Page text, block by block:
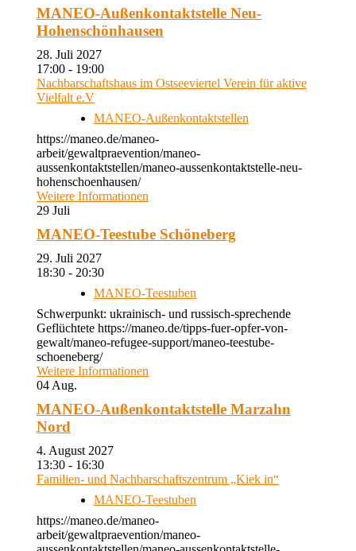
MANEO-Außenkontaktstelle Neu-
Hohenschönhausen
28. Juli 2027
17:00 - 19:00
Nachbarschaftshaus im Ostseeviertel Verein für aktive
Vielfalt e.V
MANEO-Außenkontaktstellen
https://maneo.de/maneo-
arbeit/gewaltpraevention/maneo-
aussenkontaktstellen/maneo-aussenkontaktstelle-neu-
hohenschoenhausen/
Weitere Informationen
29 Juli
MANEO-Teestube Schöneberg
29. Juli 2027
18:30 - 20:30
MANEO-Teestuben
Schwerpunkt: ukrainisch- und russisch-sprechende
Geflüchtete https://maneo.de/tipps-fuer-opfer-von-
gewalt/maneo-refugee-support/maneo-teestube-
schoeneberg/
Weitere Informationen
04 Aug.
MANEO-Außenkontaktstelle Marzahn
Nord
4. August 2027
13:30 - 16:30
Familien- und Nachbarschaftszentrum „Kiek in“
MANEO-Teestuben
https://maneo.de/maneo-
arbeit/gewaltpraevention/maneo-